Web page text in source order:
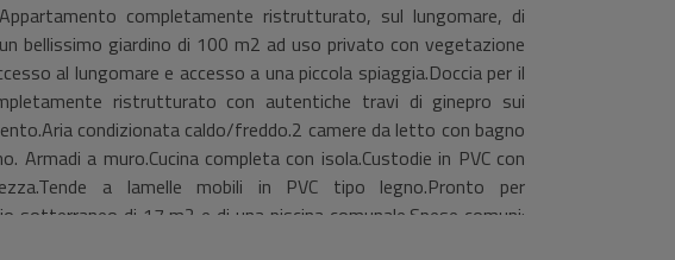
completamente ristrutturato, sul lungomare, di
bellissimo giardino di 100 m2 ad uso privato con vegetazione
al lungomare e accesso a una piccola spiaggia.Doccia per il
ristrutturato con autentiche travi di ginepro sui
condizionata caldo/freddo.2 camere da letto con bagno
Armadi a muro.Cucina completa con isola.Custodie in PVC con
a lamelle mobili in PVC tipo legno.Pronto per
sotterraneo di 17 m2 e di una piscina comunale.Spese comuni:
acqua, elettricità, telefono, WiFi e TV satellitare.A 3 km da